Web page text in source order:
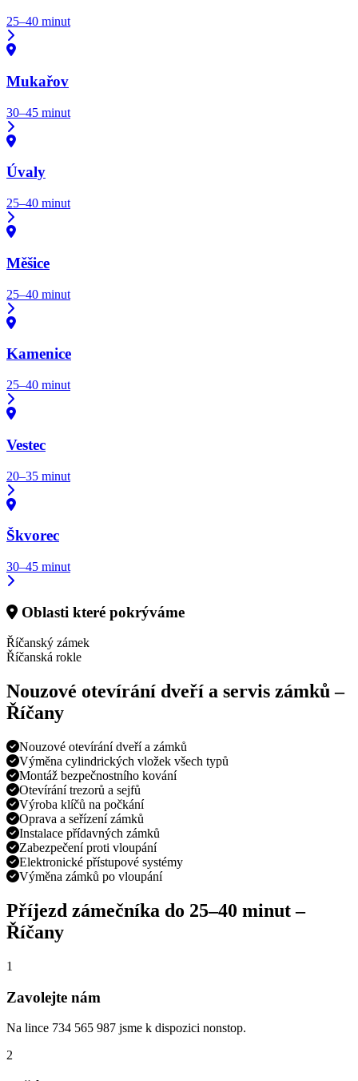
25–40 minut
Mukařov
30–45 minut
Úvaly
25–40 minut
Měšice
25–40 minut
Kamenice
25–40 minut
Vestec
20–35 minut
Škvorec
30–45 minut
Oblasti které pokrýváme
Říčanský zámek
Říčanská rokle
Nouzové otevírání dveří a servis zámků –
Říčany
Nouzové otevírání dveří a zámků
Výměna cylindrických vložek všech typů
Montáž bezpečnostního kování
Otevírání trezorů a sejfů
Výroba klíčů na počkání
Oprava a seřízení zámků
Instalace přídavných zámků
Zabezpečení proti vloupání
Elektronické přístupové systémy
Výměna zámků po vloupání
Příjezd zámečníka do 25–40 minut–
Říčany
1
Zavolejte nám
Na lince 734 565 987 jsme k dispozici nonstop.
2